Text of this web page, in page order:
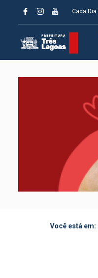
Cada
Você está em: